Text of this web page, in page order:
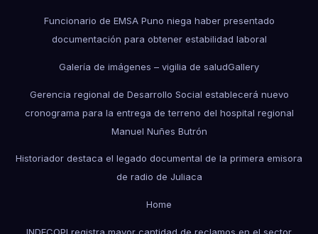
Funcionario de EMSA Puno niega haber presentado
documentación para obtener estabilidad laboral
Galería de imágenes – vigilia de saludGallery
Gerencia regional de Desarrollo Social establecerá nuevo
cronograma para la entrega de terreno del hospital regional
Manuel Nuñes Butrón
Historiador destaca el legado documental de la primera emisora
de radio de Juliaca
Home